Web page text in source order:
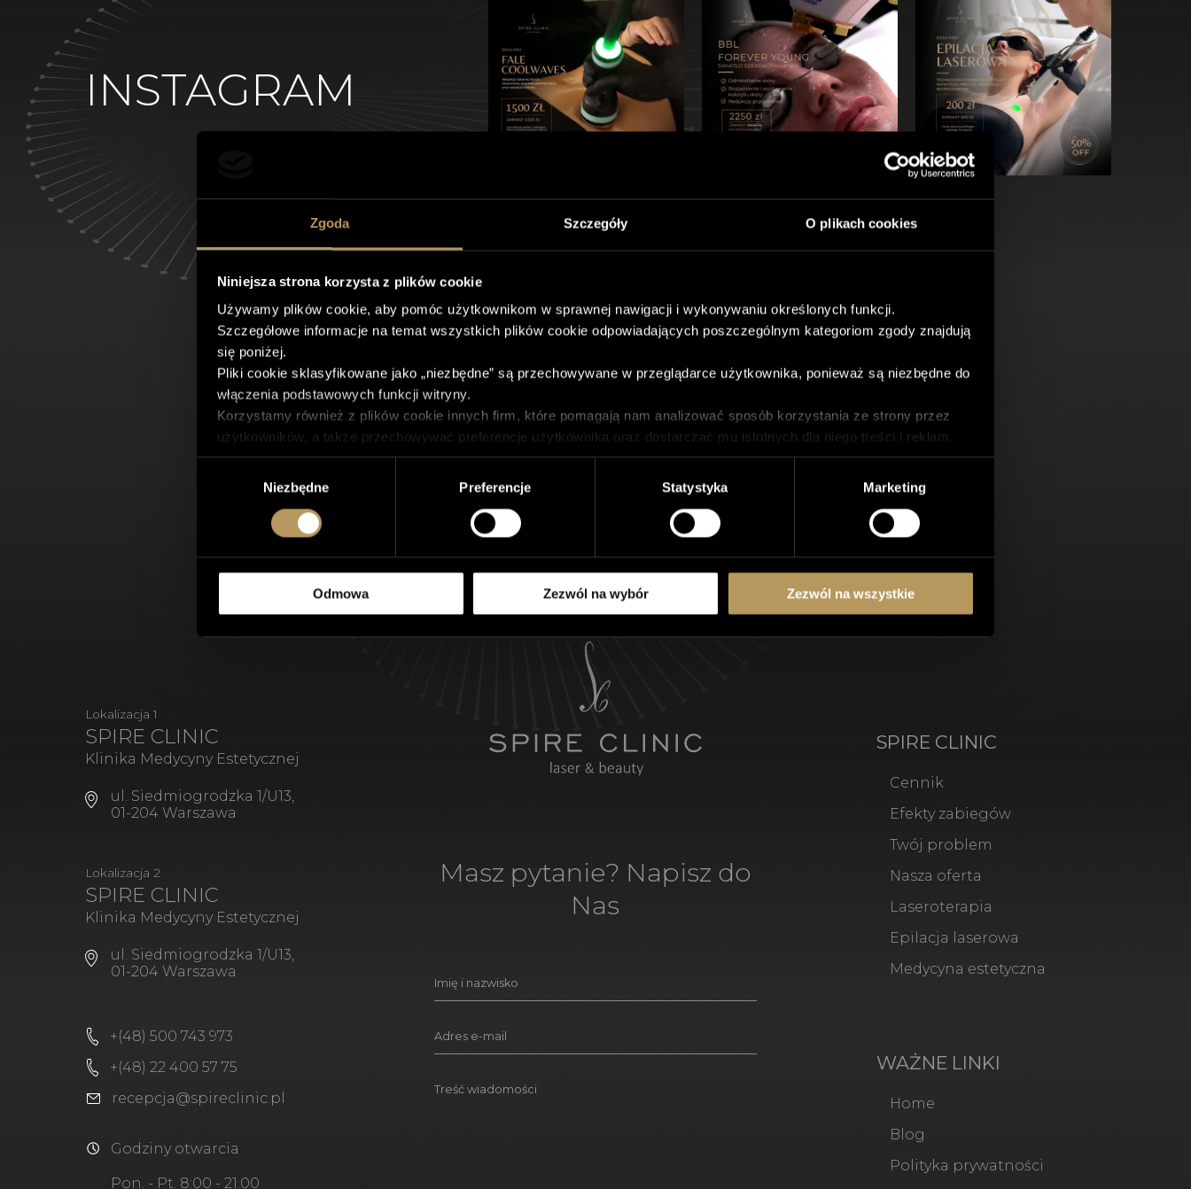
Zgoda Szczegóły O plikach cookies
Niniejsza strona korzysta z plików cookie
Używamy plików cookie, aby pomóc użytkownikom w sprawnej nawigacji i wykonywaniu określonych funkcji.
Szczegółowe informacje na temat wszystkich plików cookie odpowiadających poszczególnym kategoriom zgody znajdują
się poniżej.
Pliki cookie sklasyfikowane jako „niezbędne” są przechowywane w przeglądarce użytkownika, ponieważ są niezbędne do
włączenia podstawowych funkcji witryny.
Korzystamy również z plików cookie innych firm, które pomagają nam analizować sposób korzystania ze strony przez
użytkowników, a także przechowywać preferencje użytkownika oraz dostarczać mu istotnych dla niego treści i reklam.
Tego typu pliki cookie będą przechowywane w przeglądarce tylko za uprzednią zgodą użytkownika.
Można włączyć lub wyłączyć niektóre lub wszystkie te pliki cookie, ale wyłączenie niektórych z nich może wpłynąć na
Niezbędne Preferencje Statystyka Marketing
Odmowa Zezwól na wybór Zezwól na wszystkie
INSTAGRAM
KONTAKT
Lokalizacja 1
SPIRE CLINIC
Klinika Medycyny Estetycznej
ul. Siedmiogrodzka 1/U13,
01-204 Warszawa
Lokalizacja 2
SPIRE CLINIC
Klinika Medycyny Estetycznej
ul. Siedmiogrodzka 1/U13,
01-204 Warszawa
+(48) 500 743 973
+(48) 22 400 57 75
recepcja@spireclinic.pl
Godziny otwarcia
Pon. - Pt. 8:00 - 21.00
Masz pytanie? Napisz do
Nas
SPIRE CLINIC
Cennik
Efekty zabiegów
Twój problem
Nasza oferta
Laseroterapia
Epilacja laserowa
Medycyna estetyczna
WAŻNE LINKI
Home
Blog
Polityka prywatności